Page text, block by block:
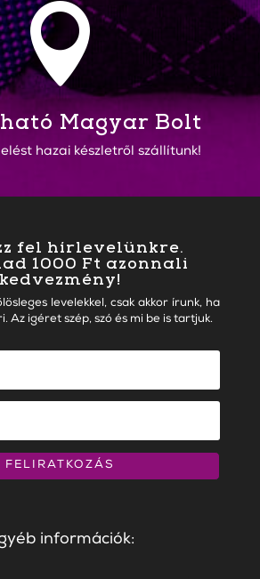

Magyar Bolt
hazai készletről szállítunk!
fel hírlevelünkre.
1000 Ft azonnali
kedvezmény!
levelekkel, csak akkor írunk, ha
Az igéret szép, szó és mi be is tartjuk.
FELIRATKOZÁS
információk: